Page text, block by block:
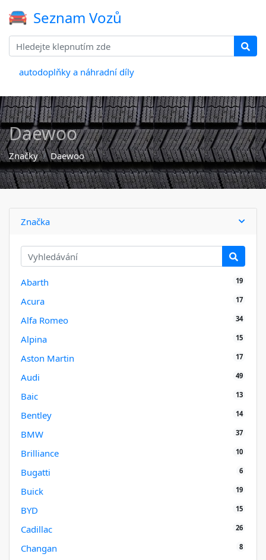
Seznam Vozů
autodoplňky a náhradní díly
Daewoo
Značky Daewoo
Značka
Abarth 19
Acura 17
Alfa Romeo 34
Alpina 15
Aston Martin 17
Audi 49
Baic 13
Bentley 14
BMW 37
Brilliance 10
Bugatti 6
Buick 19
BYD 15
Cadillac 26
Changan 8